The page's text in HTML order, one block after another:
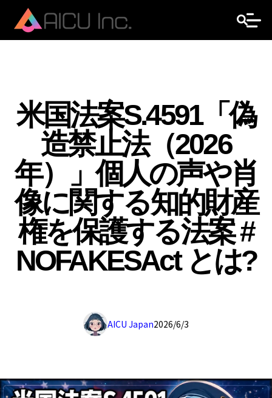
米国法案S.4591「偽
造禁止法（2026
年）」個人の声や肖
像に関する知的財産
権を保護する法案 #
NOFAKESAct とは?
2026/6/3
AICU Japan